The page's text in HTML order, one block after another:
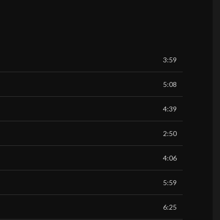
3:59
5:08
4:39
2:50
4:06
5:59
6:25